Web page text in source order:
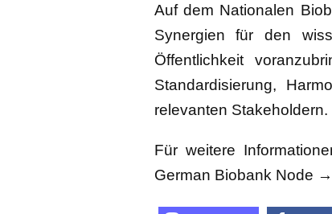
Auf dem Nationalen
Synergien für den
Öffentlichkeit
Standardisierung,
relevanten Stakeholdern.
Für weitere
German Biobank Node →